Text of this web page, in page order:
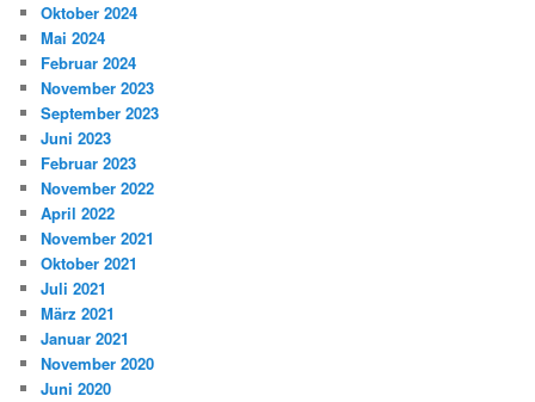
Oktober 2024
Mai 2024
Februar 2024
November 2023
September 2023
Juni 2023
Februar 2023
November 2022
April 2022
November 2021
Oktober 2021
Juli 2021
März 2021
Januar 2021
November 2020
Juni 2020